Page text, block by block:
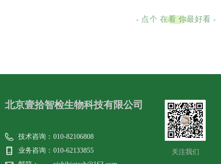
- 点个 在看 你最好看 -
关注我们
北京壹拾智检生物科技有限公司
技术咨询： 010-82106808
业务咨询： 010-62133855